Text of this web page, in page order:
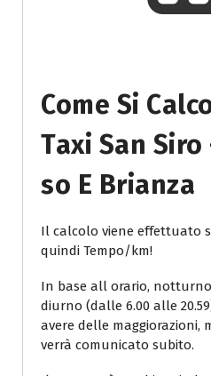
Come Si
Taxi San Siro
So E Brianza
Il calcolo viene effettuato
quindi Tempo/km!
In base all orario, notturno
diurno (dalle 6.00 alle
avere delle maggiorazioni,
verrà comunicato subito.